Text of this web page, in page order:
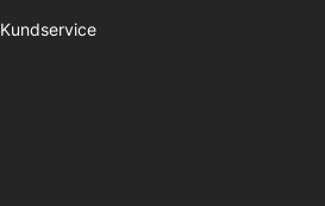
Kundservice